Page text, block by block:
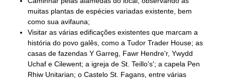
muitas plantas de espécies variadas existente, bem
como sua avifauna;
Visitar as várias edificações existentes que marcam a
história do povo galês, como a Tudor Trader House; as
casas de fazendas Y Garreg, Fawr Hendre'r, Ywydd
Uchaf e Cilewent; a igreja de St. Teillo's'; a capela Pen
Rhiw Unitarian; o Castelo St. Fagans, entre várias